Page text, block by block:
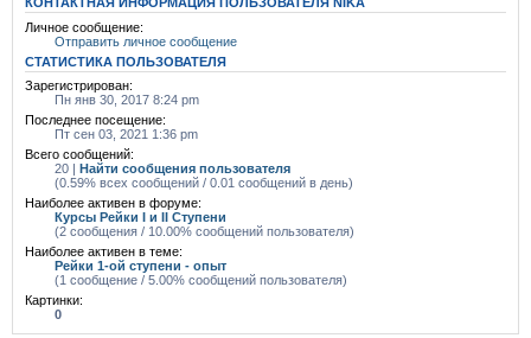
Личное сообщение:
Отправить личное сообщение
СТАТИСТИКА ПОЛЬЗОВАТЕЛЯ
Зарегистрирован:
Пн янв 30, 2017 8:24 pm
Последнее посещение:
Пт сен 03, 2021 1:36 pm
Всего сообщений:
20 | Найти сообщения пользователя
(0.59% всех сообщений / 0.01 сообщений в день)
Наиболее активен в форуме:
Курсы Рейки I и II Cтупени
(2 сообщения / 10.00% сообщений пользователя)
Наиболее активен в теме:
Рейки 1-ой ступени - опыт
(1 сообщение / 5.00% сообщений пользователя)
Картинки:
0